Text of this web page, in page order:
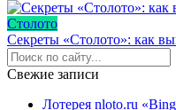
Столото
Секреты «Столото»: как
Свежие записи
Лотерея nloto.ru